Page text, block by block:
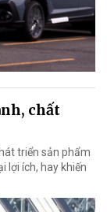
chất
triển sản phẩm
lợi ích, hay khiến